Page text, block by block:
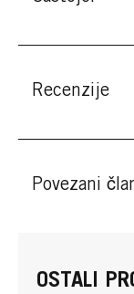
Recenzije
Povezani
OSTALI